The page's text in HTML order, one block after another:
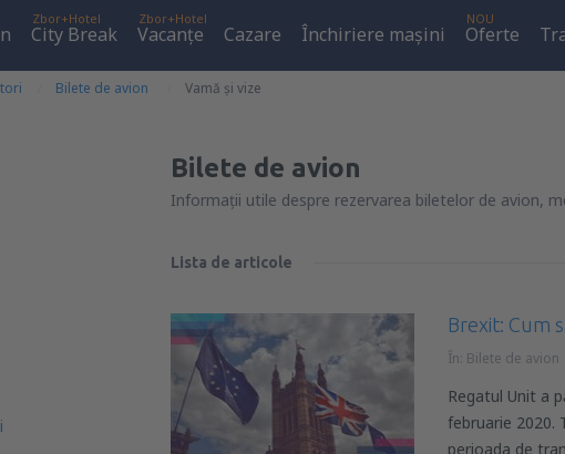
Zbor+Hotel
City Break
Zbor+Hotel
Vacanţe Cazare Închiriere mașini
NOU
Oferte
Bilete de avion Vamă și vize
Bilete de avion
Informații utile despre rezervarea biletelor de avion,
Lista de articole
Brexit: Cum
În: Bilete de avion
Regatul Unit a
februarie 2020.
perioada de